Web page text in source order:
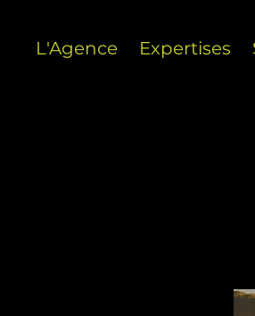
L'Agence Expertises